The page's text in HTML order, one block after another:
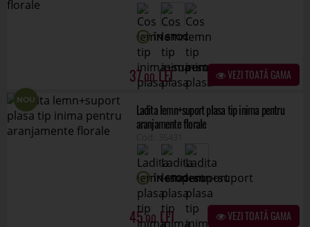
ÎN STOC
37.00 VEZI TOATĂ GAMA
NOU
Ladita lemn+suport plasa tip inima pentru
aranjamente florale
ÎN STOC
45.00 VEZI TOATĂ GAMA